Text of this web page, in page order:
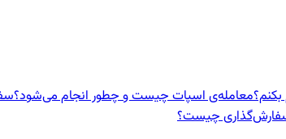
معامله‌ی اسپات چیست و چطور انجام می‌شود؟
چیست؟